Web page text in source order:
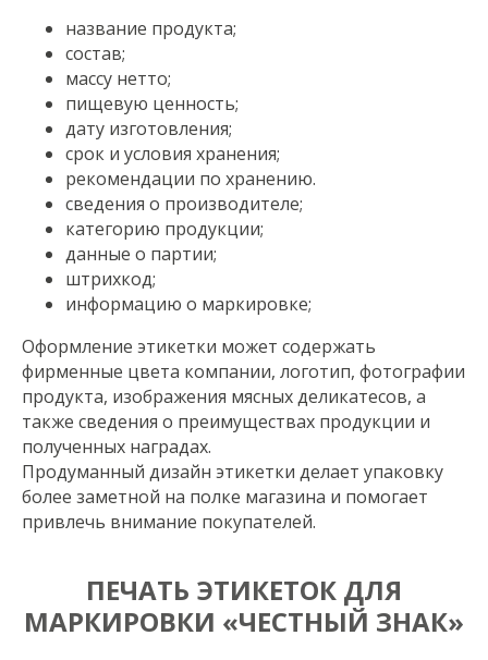
название продукта;
состав;
массу нетто;
пищевую ценность;
дату изготовления;
срок и условия хранения;
рекомендации по хранению.
сведения о производителе;
категорию продукции;
данные о партии;
штрихкод;
информацию о маркировке;
Оформление этикетки может содержать
фирменные цвета компании, логотип, фотографии
продукта, изображения мясных деликатесов, а
также сведения о преимуществах продукции и
полученных наградах.
Продуманный дизайн этикетки делает упаковку
более заметной на полке магазина и помогает
привлечь внимание покупателей.
ПЕЧАТЬ ЭТИКЕТОК ДЛЯ
МАРКИРОВКИ «ЧЕСТНЫЙ ЗНАК»